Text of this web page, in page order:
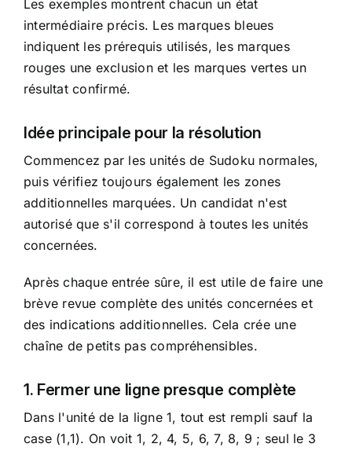
Les exemples montrent chacun un état
intermédiaire précis. Les marques bleues
indiquent les prérequis utilisés, les marques
rouges une exclusion et les marques vertes un
résultat confirmé.
Idée principale pour la résolution
Commencez par les unités de Sudoku normales,
puis vérifiez toujours également les zones
additionnelles marquées. Un candidat n'est
autorisé que s'il correspond à toutes les unités
concernées.
Après chaque entrée sûre, il est utile de faire une
brève revue complète des unités concernées et
des indications additionnelles. Cela crée une
chaîne de petits pas compréhensibles.
1. Fermer une ligne presque complète
Dans l'unité de la ligne 1, tout est rempli sauf la
case (1,1). On voit 1, 2, 4, 5, 6, 7, 8, 9 ; seul le 3